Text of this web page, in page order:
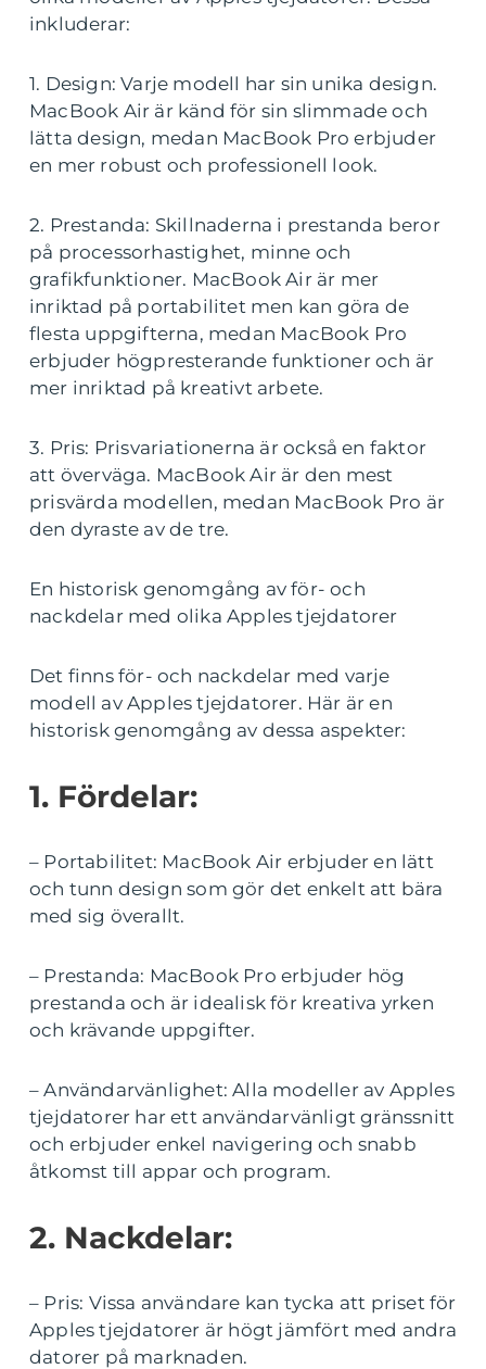
inkluderar:
1. Design: Varje modell har sin unika design.
MacBook Air är känd för sin slimmade och
lätta design, medan MacBook Pro erbjuder
en mer robust och professionell look.
2. Prestanda: Skillnaderna i prestanda beror
på processorhastighet, minne och
grafikfunktioner. MacBook Air är mer
inriktad på portabilitet men kan göra de
flesta uppgifterna, medan MacBook Pro
erbjuder högpresterande funktioner och är
mer inriktad på kreativt arbete.
3. Pris: Prisvariationerna är också en faktor
att överväga. MacBook Air är den mest
prisvärda modellen, medan MacBook Pro är
den dyraste av de tre.
En historisk genomgång av för- och
nackdelar med olika Apples tjejdatorer
Det finns för- och nackdelar med varje
modell av Apples tjejdatorer. Här är en
historisk genomgång av dessa aspekter:
1. Fördelar:
– Portabilitet: MacBook Air erbjuder en lätt
och tunn design som gör det enkelt att bära
med sig överallt.
– Prestanda: MacBook Pro erbjuder hög
prestanda och är idealisk för kreativa yrken
och krävande uppgifter.
– Användarvänlighet: Alla modeller av Apples
tjejdatorer har ett användarvänligt gränssnitt
och erbjuder enkel navigering och snabb
åtkomst till appar och program.
2. Nackdelar:
– Pris: Vissa användare kan tycka att priset för
Apples tjejdatorer är högt jämfört med andra
datorer på marknaden.